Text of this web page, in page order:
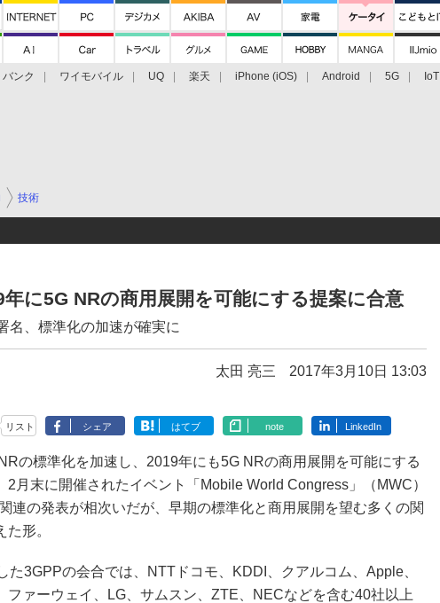
ンク ワイモバイル UQ 楽天 iPhone (iOS) Android 5G IoT
技術
に5G NRの商用展開を可能にする提案に合意
名、標準化の加速が確実に
太田 亮三 2017年3月10日 13:03
リスト シェア はてブ note LinkedIn
の標準化を加速し、2019年にも5G NRの商用展開を可能にする
2月末に開催されたイベント「Mobile World Congress」（MWC）
連の発表が相次いだが、早期の標準化と商用展開を望む多くの関
形。
3GPPの会合では、NTTドコモ、KDDI、クアルコム、Apple、
ファーウェイ、LG、サムスン、ZTE、NECなどを含む40社以上